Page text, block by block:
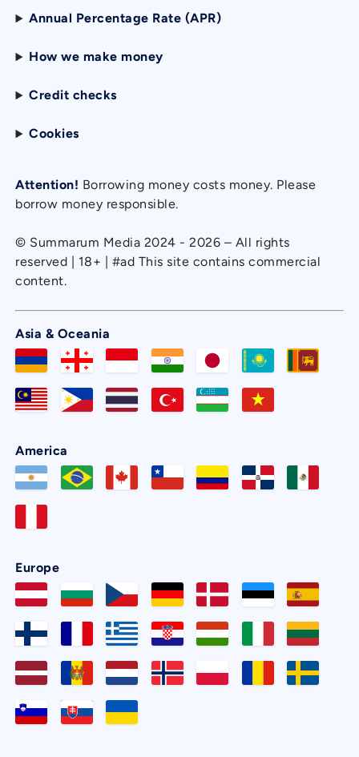
Annual Percentage Rate (APR)
How we make money
Credit checks
Cookies
Attention! Borrowing money costs money. Please
borrow money responsible.
© Summarum Media 2024 - 2026 – All rights
reserved | 18+ | #ad This site contains commercial
content.
Asia & Oceania
America
Europe